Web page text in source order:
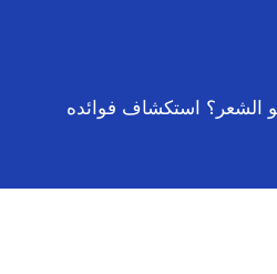
الشعر؟ استكشاف فوائده